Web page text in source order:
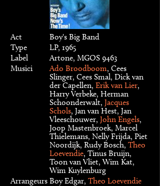
Act
Boy's Big Band
Type
LP, 1965
Label
Artone, MGOS 9463
Musici
Ado Broodboom, Cees
Slinger, Cees Smal, Dick van
der Capellen, Erik van Lier,
Harry Verbeke, Herman
Schoonderwalt, Jacques
Schols, Jan van Hest, Jan
Vleeschouwer, John Engels,
Joop Mastenbroek, Marcel
Thielemans, Nelly Frijda, Piet
Noordijk, Rudy Bosch, Theo
Loevendie, Tinus Bruijn,
Toon van Vliet, Wim Kat,
Wim Kuylenburg
Arrangeurs Boy Edgar, Theo Loevendie